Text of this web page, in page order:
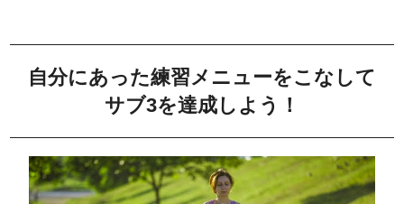
自分にあった練習メニューをこなして
サブ3を達成しよう！